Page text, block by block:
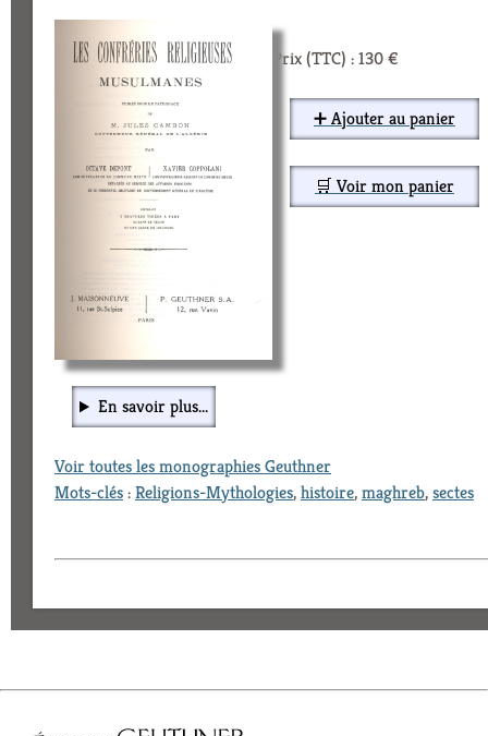
Prix (TTC) : 130 €
➕ Ajouter au panier
🛒 Voir mon panier
En savoir plus...
Voir toutes les monographies Geuthner
Mots-clés:Religions-Mythologies,histoire,maghreb,sectes